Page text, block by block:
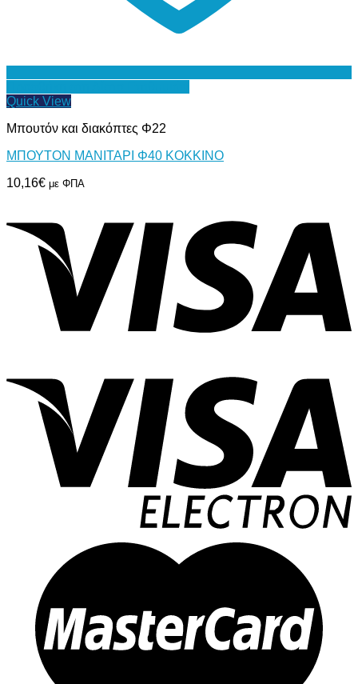
Quick View
Μπουτόν και διακόπτες Φ22
ΜΠΟΥΤΟΝ ΜΑΝΙΤΑΡΙ Φ40 ΚΟΚΚΙΝΟ
10,16€ με ΦΠΑ